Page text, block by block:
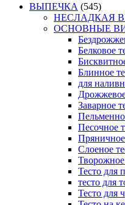
ВЫПЕЧКА (545)
НЕСЛАДКАЯ
ОСНОВНЫЕ
Белковое
Блинное
для
Заварное
Песочное
Пряничное
Слоеное
Творожное
Тесто для
тесто для
Тесто для